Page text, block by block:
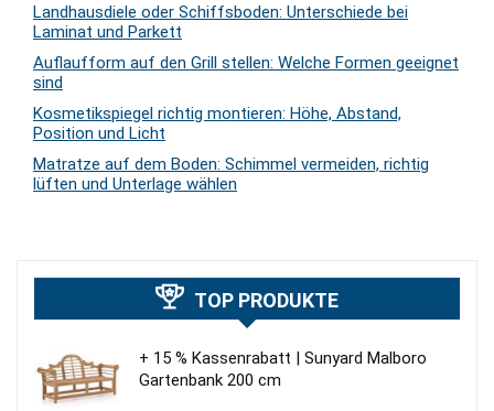
Landhausdiele oder Schiffsboden: Unterschiede bei
Laminat und Parkett
Auflaufform auf den Grill stellen: Welche Formen geeignet
sind
Kosmetikspiegel richtig montieren: Höhe, Abstand,
Position und Licht
Matratze auf dem Boden: Schimmel vermeiden, richtig
lüften und Unterlage wählen
TOP PRODUKTE
+ 15 % Kassenrabatt | Sunyard Malboro
Gartenbank 200 cm